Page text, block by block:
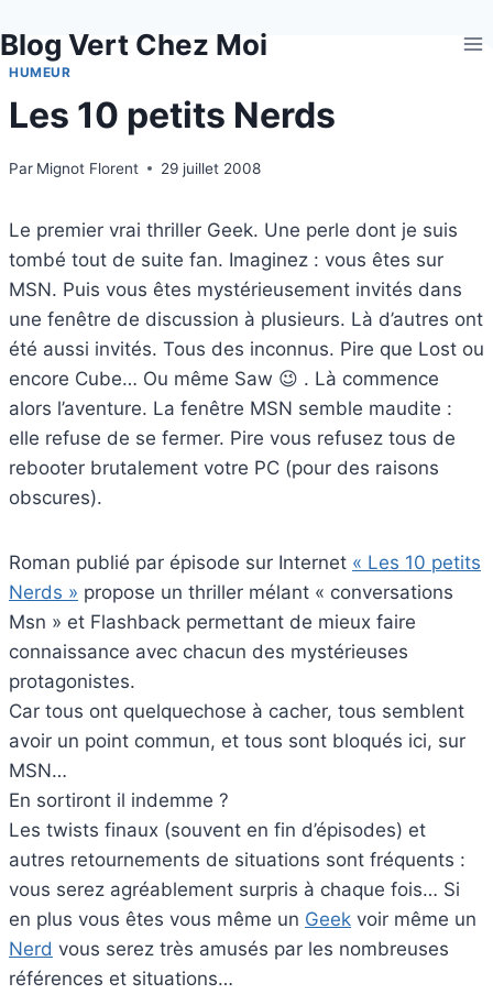
au
contenu
Blog Vert Chez Moi
HUMEUR
Les 10 petits Nerds
Par Mignot Florent 29 juillet 2008
Le premier vrai thriller Geek. Une perle dont je suis
tombé tout de suite fan. Imaginez : vous êtes sur
MSN. Puis vous êtes mystérieusement invités dans
une fenêtre de discussion à plusieurs. Là d’autres ont
été aussi invités. Tous des inconnus. Pire que Lost ou
encore Cube… Ou même Saw 😉 . Là commence
alors l’aventure. La fenêtre MSN semble maudite :
elle refuse de se fermer. Pire vous refusez tous de
rebooter brutalement votre PC (pour des raisons
obscures).
Roman publié par épisode sur Internet « Les 10 petits
Nerds » propose un thriller mélant « conversations
Msn » et Flashback permettant de mieux faire
connaissance avec chacun des mystérieuses
protagonistes.
Car tous ont quelquechose à cacher, tous semblent
avoir un point commun, et tous sont bloqués ici, sur
MSN…
En sortiront il indemme ?
Les twists finaux (souvent en fin d’épisodes) et
autres retournements de situations sont fréquents :
vous serez agréablement surpris à chaque fois… Si
en plus vous êtes vous même un Geek voir même un
Nerd vous serez très amusés par les nombreuses
références et situations…